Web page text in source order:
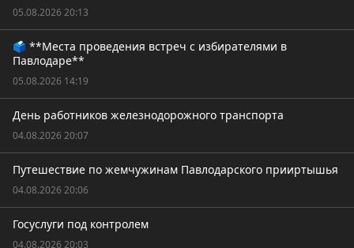
05.08.2026 20:13
🗳️ **Места проведения встреч с избирателями в
Павлодаре**
05.08.2026 14:19
День работников железнодорожного транспорта
04.08.2026 20:07
Путешествие по жемчужинам Павлодарского прииртышья
04.08.2026 20:06
Госуслуги под контролем
04.08.2026 20:03